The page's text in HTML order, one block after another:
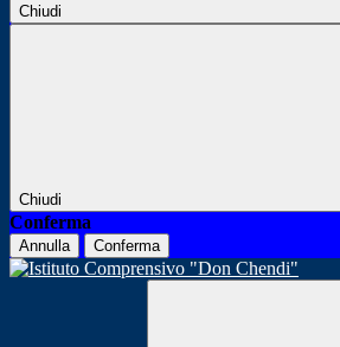
Chiudi
Chiudi
Conferma
Annulla Conferma